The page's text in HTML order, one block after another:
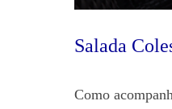
Salada
Como